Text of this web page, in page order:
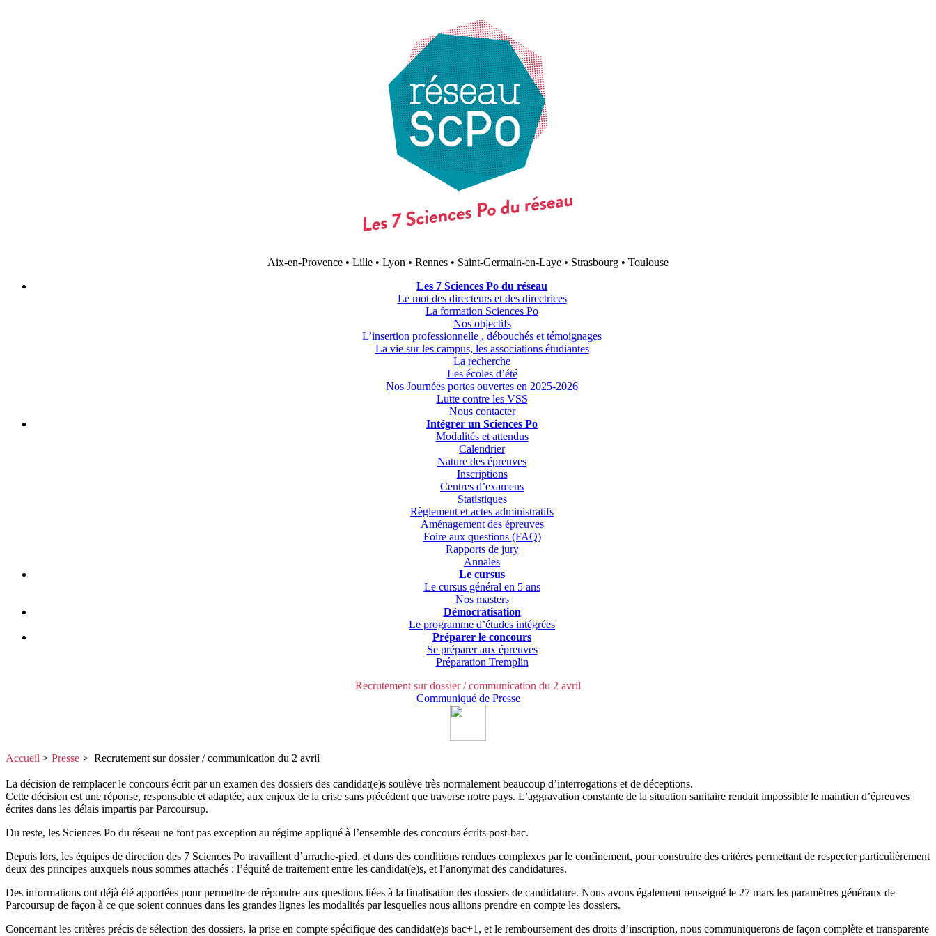
Aix-en-Provence • Lille • Lyon • Rennes • Saint-Germain-en-Laye • Strasbourg • Toulouse
Les 7 Sciences Po du réseau
Le mot des directeurs et des directrices
La formation Sciences Po
Nos objectifs
L’insertion professionnelle , débouchés et témoignages
La vie sur les campus, les associations étudiantes
La recherche
Les écoles d’été
Nos Journées portes ouvertes en 2025-2026
Lutte contre les VSS
Nous contacter
Intégrer un Sciences Po
Modalités et attendus
Calendrier
Nature des épreuves
Inscriptions
Centres d’examens
Statistiques
Règlement et actes administratifs
Aménagement des épreuves
Foire aux questions (FAQ)
Rapports de jury
Annales
Le cursus
Le cursus général en 5 ans
Nos masters
Démocratisation
Le programme d’études intégrées
Préparer le concours
Se préparer aux épreuves
Préparation Tremplin
Recrutement sur dossier / communication du 2 avril
Communiqué de Presse
Accueil > Presse > Recrutement sur dossier / communication du 2 avril
La décision de remplacer le concours écrit par un examen des dossiers des candidat(e)s soulève très normalement beaucoup d’interrogations et de déceptions.
Cette décision est une réponse, responsable et adaptée, aux enjeux de la crise sans précédent que traverse notre pays. L’aggravation constante de la situation sanitaire rendait impossible le maintien d’épreuves
écrites dans les délais impartis par Parcoursup.
Du reste, les Sciences Po du réseau ne font pas exception au régime appliqué à l’ensemble des concours écrits post-bac.
Depuis lors, les équipes de direction des 7 Sciences Po travaillent d’arrache-pied, et dans des conditions rendues complexes par le confinement, pour construire des critères permettant de respecter particulièrement
deux des principes auxquels nous sommes attachés : l’équité de traitement entre les candidat(e)s, et l’anonymat des candidatures.
Des informations ont déjà été apportées pour permettre de répondre aux questions liées à la finalisation des dossiers de candidature. Nous avons également renseigné le 27 mars les paramètres généraux de
Parcoursup de façon à ce que soient connues dans les grandes lignes les modalités par lesquelles nous allions prendre en compte les dossiers.
Concernant les critères précis de sélection des dossiers, la prise en compte spécifique des candidat(e)s bac+1, et le remboursement des droits d’inscription, nous communiquerons de façon complète et transparente